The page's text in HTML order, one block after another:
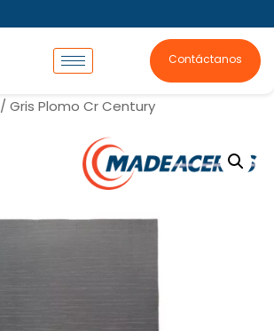
Contáctanos
/ Gris Plomo Cr Century